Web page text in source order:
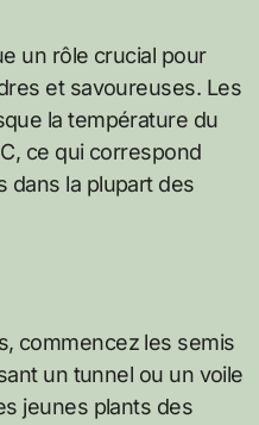
un rôle crucial pour
et savoureuses. Les
la température du
ce qui correspond
dans la plupart des
commencez les semis
un tunnel ou un voile
jeunes plants des